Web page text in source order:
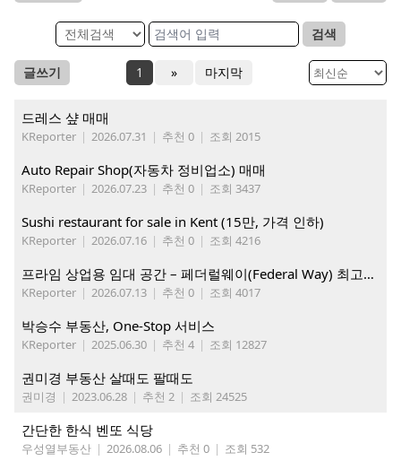
검색
글쓰기 1 » 마지막
드레스 샾 매매
KReporter | 2026.07.31 | 추천 0 | 조회 2015
Auto Repair Shop(자동차 정비업소) 매매
KReporter | 2026.07.23 | 추천 0 | 조회 3437
Sushi restaurant for sale in Kent (15만, 가격 인하)
KReporter | 2026.07.16 | 추천 0 | 조회 4216
프라임 상업용 임대 공간 – 페더럴웨이(Federal Way) 최고의 가시성 입지
KReporter | 2026.07.13 | 추천 0 | 조회 4017
박승수 부동산, One-Stop 서비스
KReporter | 2025.06.30 | 추천 4 | 조회 12827
권미경 부동산 살때도 팔때도
권미경 | 2023.06.28 | 추천 2 | 조회 24525
간단한 한식 벤또 식당
우성열부동산 | 2026.08.06 | 추천 0 | 조회 532